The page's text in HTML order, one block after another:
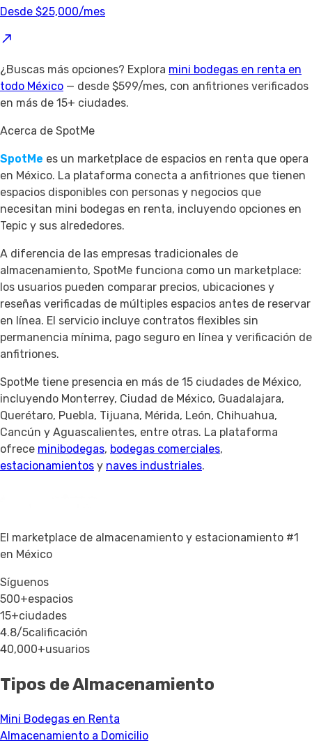
Desde $25,000/mes
¿Buscas más opciones? Explora mini bodegas en renta en
todo México — desde $599/mes, con anfitriones verificados
en más de 15+ ciudades.
Acerca de SpotMe
SpotMe es un marketplace de espacios en renta que opera
en México. La plataforma conecta a anfitriones que tienen
espacios disponibles con personas y negocios que
necesitan mini bodegas en renta, incluyendo opciones en
Tepic y sus alrededores.
A diferencia de las empresas tradicionales de
almacenamiento, SpotMe funciona como un marketplace:
los usuarios pueden comparar precios, ubicaciones y
reseñas verificadas de múltiples espacios antes de reservar
en línea. El servicio incluye contratos flexibles sin
permanencia mínima, pago seguro en línea y verificación de
anfitriones.
SpotMe tiene presencia en más de 15 ciudades de México,
incluyendo Monterrey, Ciudad de México, Guadalajara,
Querétaro, Puebla, Tijuana, Mérida, León, Chihuahua,
Cancún y Aguascalientes, entre otras. La plataforma
ofrece minibodegas, bodegas comerciales,
estacionamientos y naves industriales.
El marketplace de almacenamiento y estacionamiento #1
en México
Síguenos
500+espacios
15+ciudades
4.8/5calificación
40,000+usuarios
Tipos de Almacenamiento
Mini Bodegas en Renta
Almacenamiento a Domicilio